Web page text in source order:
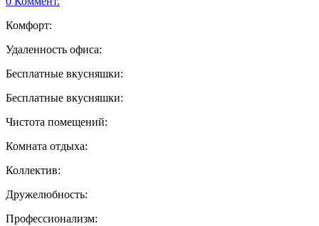
Комфорт:
Удаленность офиса:
Бесплатные вкусняшки:
Бесплатные вкусняшки:
Чистота помещений:
Комната отдыха:
Коллектив:
Дружелюбность:
Профессионализм: